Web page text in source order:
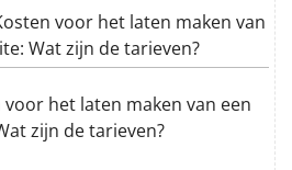
voor het laten maken van
Wat zijn de tarieven?
voor het laten maken van een
zijn de tarieven?